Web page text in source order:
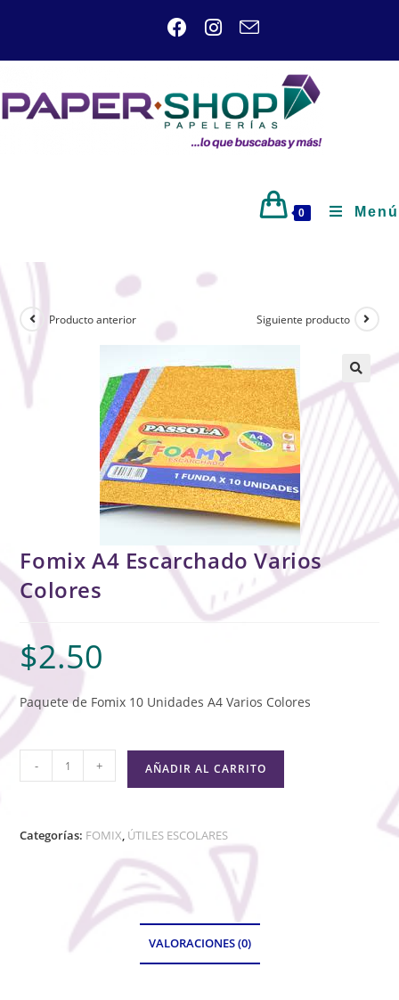
0 Menú
Producto anterior Siguiente producto
🔍
Fomix A4 Escarchado Varios
Colores
$2.50
Paquete de Fomix 10 Unidades A4 Varios Colores
- + AÑADIR AL CARRITO
Categorías: FOMIX, ÚTILES ESCOLARES
VALORACIONES (0)